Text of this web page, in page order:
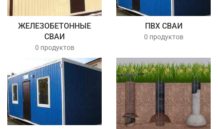
ЖЕЛЕЗОБЕТОННЫЕ
СВАИ
0 продуктов
ПВХ СВАИ
0 продуктов